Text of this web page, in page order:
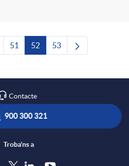
intermèdies Utilitzeu TAB per
Pàgina
51 Pàgina
52 Pàgina
53
Contacte
900 300 321
Troba'ns a